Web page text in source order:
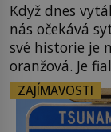
Když dnes
nás očekává
své historie je
oranžová. Je
téměř černá.
šlechtění se z
zahradu ani
ZAJÍMAVOSTI